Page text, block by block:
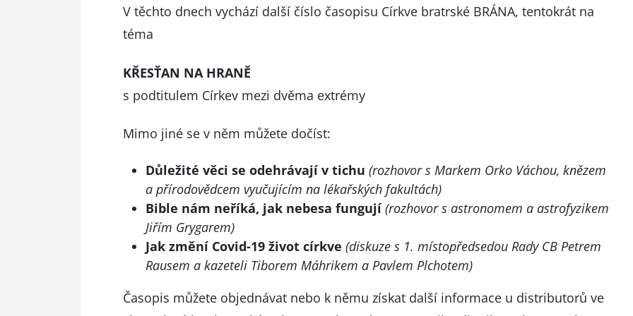
V těchto dnech vychází další číslo časopisu Církve bratrské BRÁNA, tentokrát na
téma
KŘESŤAN NA HRANĚ
s podtitulem Církev mezi dvěma extrémy
Mimo jiné se v něm můžete dočíst:
Důležité věci se odehrávají v tichu (rozhovor s Markem Orko Váchou, knězem
a přírodovědcem vyučujícím na lékařských fakultách)
Bible nám neříká, jak nebesa fungují (rozhovor s astronomem a astrofyzikem
Jiřím Grygarem)
Jak změní Covid-19 život církve (diskuze s 1. místopředsedou Rady CB Petrem
Rausem a kazeteli Tiborem Máhrikem a Pavlem Plchotem)
Časopis můžete objednávat nebo k němu získat další informace u distributorů ve